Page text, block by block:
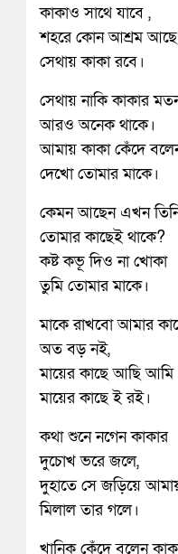
কাকাও সাথে যাবে ,
শহরে কোন আশ্রম আছে
সেথায় কাকা রবে।
সেথায় নাকি কাকার
আরও অনেক থাকে।
আমায় কাকা কেঁদে
দেখো তোমার মাকে।
কেমন আছেন এখন
তোমার কাছেই থাকে?
কষ্ট কভূ দিও না খোকা
তুমি তোমার মাকে।
মাকে রাখবো আমার
অত বড় নই,
মায়ের কাছে আছি আমি
মায়ের কাছে ই রই।
কথা শুনে নগেন কাকার
দুচোখ ভরে জলে,
দুহাতে সে জড়িয়ে
মিলাল তার গলে।
খানিক কেঁদে বলেন